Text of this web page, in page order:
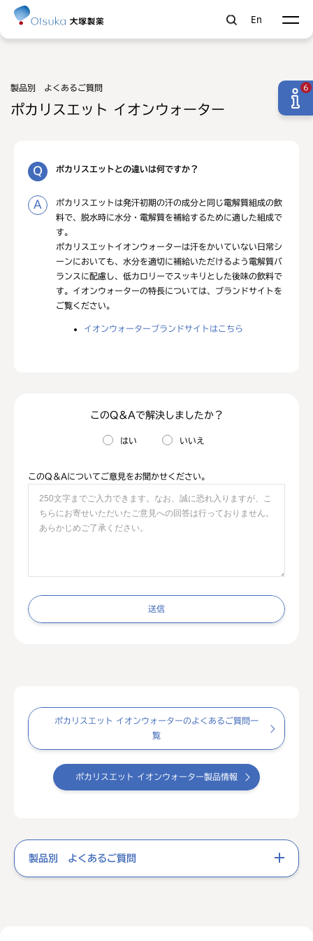
En
製品別 よくあるご質問
ポカリスエット イオンウォーター
ポカリスエットとの違いは何ですか？
ポカリスエットは発汗初期の汗の成分と同じ電解質組成の飲
料で、脱水時に水分・電解質を補給するために適した組成で
す。
ポカリスエットイオンウォーターは汗をかいていない日常シ
ーンにおいても、水分を適切に補給いただけるよう電解質バ
ランスに配慮し、低カロリーでスッキリとした後味の飲料で
す。イオンウォーターの特長については、ブランドサイトを
ご覧ください。
イオンウォーターブランドサイトはこちら
このQ＆Aで解決しましたか？
はい いいえ
このQ＆Aについてご意見をお聞かせください。
送信
ポカリスエット イオンウォーターのよくあるご質問一
覧
ポカリスエット イオンウォーター製品情報
製品別 よくあるご質問
6